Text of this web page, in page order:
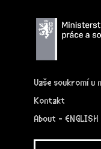
Vaše soukromí u
Kontakt
About - ENGLISH